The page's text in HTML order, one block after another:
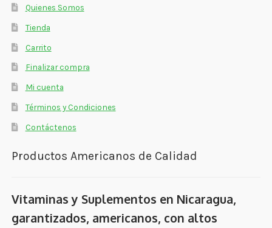
Quienes Somos
Tienda
Carrito
Finalizar compra
Mi cuenta
Términos y Condiciones
Contáctenos
Productos Americanos de Calidad
Vitaminas y Suplementos en Nicaragua,
garantizados, americanos, con altos